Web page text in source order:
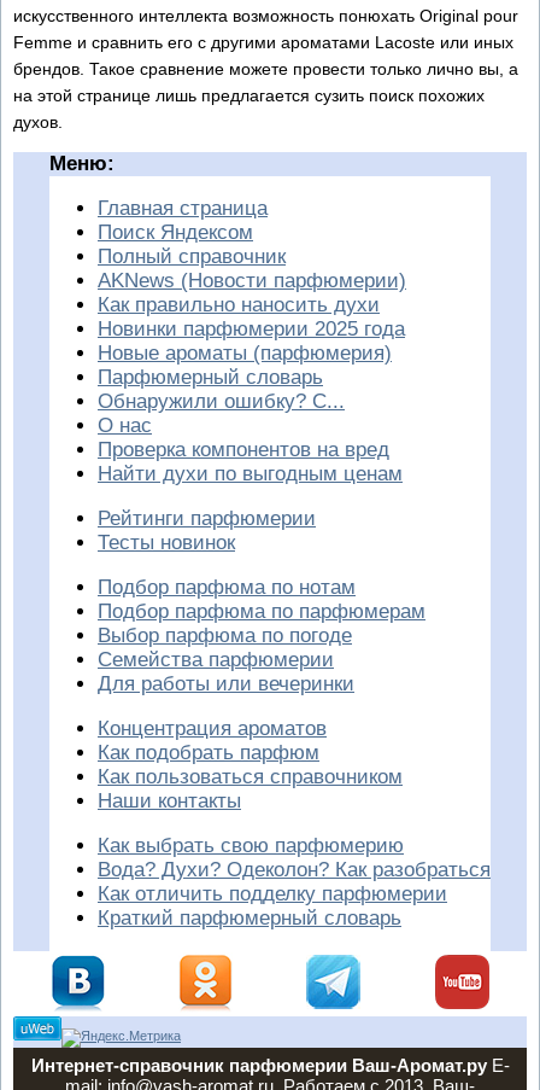
искусственного интеллекта возможность понюхать Original pour
Femme и сравнить его с другими ароматами Lacoste или иных
брендов. Такое сравнение можете провести только лично вы, а
на этой странице лишь предлагается сузить поиск похожих
духов.
Меню:
Главная страница
Поиск Яндексом
Полный справочник
AKNews (Новости парфюмерии)
Как правильно наносить духи
Новинки парфюмерии 2025 года
Новые ароматы (парфюмерия)
Парфюмерный словарь
Обнаружили ошибку? С...
О нас
Проверка компонентов на вред
Найти духи по выгодным ценам
Рейтинги парфюмерии
Тесты новинок
Подбор парфюма по нотам
Подбор парфюма по парфюмерам
Выбор парфюма по погоде
Семейства парфюмерии
Для работы или вечеринки
Концентрация ароматов
Как подобрать парфюм
Как пользоваться справочником
Наши контакты
Как выбрать свою парфюмерию
Вода? Духи? Одеколон? Как разобраться
Как отличить подделку парфюмерии
Краткий парфюмерный словарь
Интернет-справочник парфюмерии Ваш-Аромат.руE-
mail: info@vash-aromat.ru. Работаем с 2013. Ваш-